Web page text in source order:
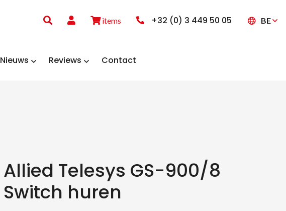
items +32 (0) 3 449 50 05 BE
Nieuws Reviews Contact
Allied Telesys GS-900/8
Switch huren